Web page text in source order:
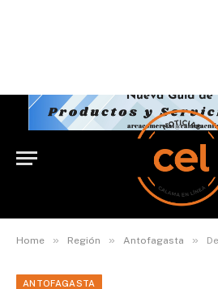
Home » Región » Antofagasta »
ANTOFAGASTA